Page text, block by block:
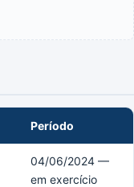
Período
04/06/2024 —
em exercício